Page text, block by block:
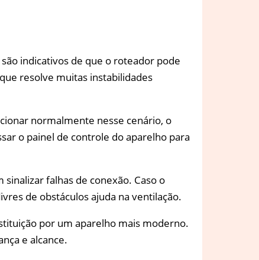
indicativos de que o roteador pode
resolve muitas instabilidades
normalmente nesse cenário, o
o painel de controle do aparelho para
falhas de conexão. Caso o
de obstáculos ajuda na ventilação.
por um aparelho mais moderno.
e alcance.